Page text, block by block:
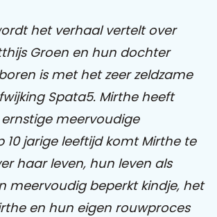
Wiki
Mijn
Sophi
Over
Contact
het verhaal vertelt over
Groen en hun dochter
is met het zeer zeldzame
Spata5. Mirthe heeft
meervoudige
10 jarige leeftijd komt Mirthe te
haar leven, hun leven als
meervoudig beperkt kindje, het
en hun eigen rouwproces